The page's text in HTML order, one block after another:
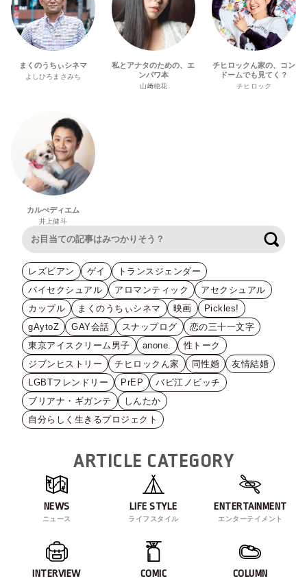
まくのうちぃシネマ
よしひろまさみち
私とアナタのための、エ
ンパワ本
山﨑穂花
チヒロックん家の、コン
ドームでも見てく？
チヒロック
カルぺディエム
井上健斗
レズビアン ゲイ
トランスジェンダー
バイセクシュアル
アロマンティック
アセクシュアル
カップル
まくのうちぃシネマ 映画
Pickles!
gAytoZ
GAY会話 スナップログ
恋の三十一文字
東京アイスクリーム男子
anone.
性トーク
ジブンヒストリー
チヒロックん家 同性婚
友情結婚
LGBTフレンドリー
PrEP
バビ江ノビッチ
ブリアナ・ギガンテ
しんたか
自分らしく生きるプロジェクト
ARTICLE CATEGORY
NEWS
ニュース
LIFE STYLE
ライフスタイル
ENTERTAINMENT
エンターテイメント
INTERVIEW COMIC COLUMN